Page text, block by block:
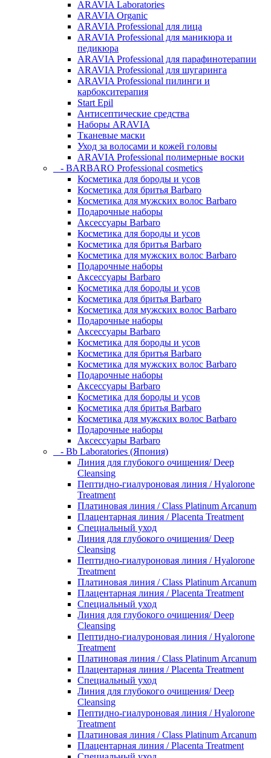
ARAVIA Laboratories
ARAVIA Organic
ARAVIA Professional для лица
ARAVIA Professional для маникюра и
педикюра
ARAVIA Professional для парафинотерапии
ARAVIA Professional для шугаринга
ARAVIA Professional пилинги и
карбокситерапия
Start Epil
Антисептические средства
Наборы ARAVIA
Тканевые маски
Уход за волосами и кожей головы
ARAVIA Professional полимерные воски
- BARBARO Professional cosmetics
Косметика для бороды и усов
Косметика для бритья Barbaro
Косметика для мужских волос Barbaro
Подарочные наборы
Аксессуары Barbaro
Косметика для бороды и усов
Косметика для бритья Barbaro
Косметика для мужских волос Barbaro
Подарочные наборы
Аксессуары Barbaro
Косметика для бороды и усов
Косметика для бритья Barbaro
Косметика для мужских волос Barbaro
Подарочные наборы
Аксессуары Barbaro
Косметика для бороды и усов
Косметика для бритья Barbaro
Косметика для мужских волос Barbaro
Подарочные наборы
Аксессуары Barbaro
Косметика для бороды и усов
Косметика для бритья Barbaro
Косметика для мужских волос Barbaro
Подарочные наборы
Аксессуары Barbaro
- Bb Laboratories (Япония)
Линия для глубокого очищения/ Deep
Cleansing
Пептидно-гиалуроновая линия / Hyalorone
Treatment
Платиновая линия / Class Platinum Arcanum
Плацентарная линия / Placenta Treatment
Специальный уход
Линия для глубокого очищения/ Deep
Cleansing
Пептидно-гиалуроновая линия / Hyalorone
Treatment
Платиновая линия / Class Platinum Arcanum
Плацентарная линия / Placenta Treatment
Специальный уход
Линия для глубокого очищения/ Deep
Cleansing
Пептидно-гиалуроновая линия / Hyalorone
Treatment
Платиновая линия / Class Platinum Arcanum
Плацентарная линия / Placenta Treatment
Специальный уход
Линия для глубокого очищения/ Deep
Cleansing
Пептидно-гиалуроновая линия / Hyalorone
Treatment
Платиновая линия / Class Platinum Arcanum
Плацентарная линия / Placenta Treatment